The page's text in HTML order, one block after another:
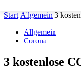
Start Allgemein 3
Allgemein
Corona
3 kostenlose